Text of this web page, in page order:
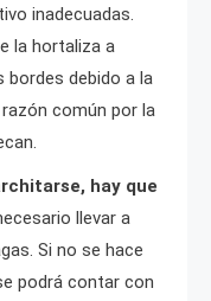
inadecuadas.
la hortaliza a
bordes debido a la
común por la
hay que
llevar a
Si no se hace
podrá contar con